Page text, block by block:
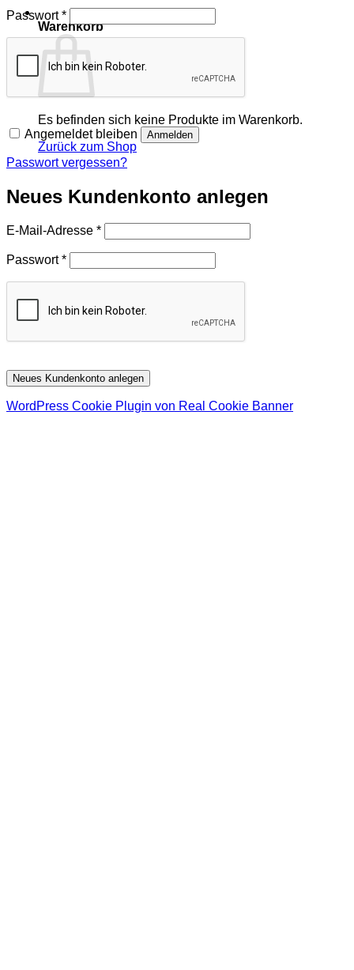
Warenkorb
Es befinden sich keine Produkte im Warenkorb.
Zurück zum Shop
Passwort*Erforderlich
Angemeldet bleiben Anmelden
Passwort vergessen?
Neues Kundenkonto anlegen
E-Mail-Adresse *Erforderlich
Passwort*Erforderlich
Neues Kundenkonto anlegen
WordPress Cookie Plugin von Real Cookie Banner